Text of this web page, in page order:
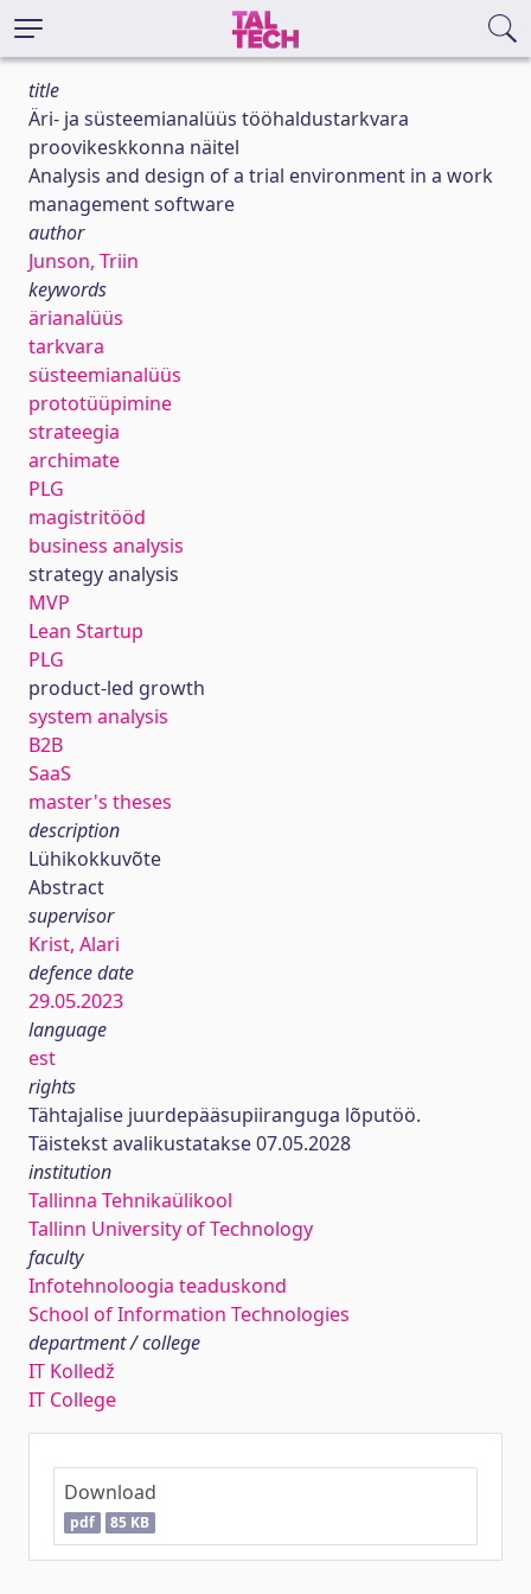
title
Äri- ja süsteemianalüüs tööhaldustarkvara
proovikeskkonna näitel
Analysis and design of a trial environment in a work
management software
author
Junson, Triin
keywords
ärianalüüs
tarkvara
süsteemianalüüs
prototüüpimine
strateegia
archimate
PLG
magistritööd
business analysis
strategy analysis
MVP
Lean Startup
PLG
product-led growth
system analysis
B2B
SaaS
master's theses
description
Lühikokkuvõte
Abstract
supervisor
Krist, Alari
defence date
29.05.2023
language
est
rights
Tähtajalise juurdepääsupiiranguga lõputöö.
Täistekst avalikustatakse 07.05.2028
institution
Tallinna Tehnikaülikool
Tallinn University of Technology
faculty
Infotehnoloogia teaduskond
School of Information Technologies
department / college
IT Kolledž
IT College
Download
pdf 85 KB